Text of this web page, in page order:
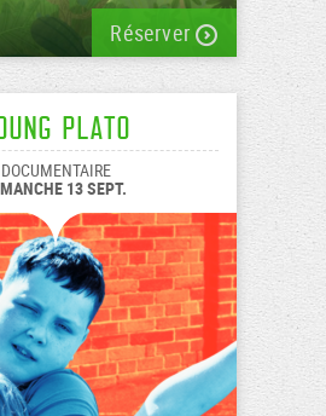
Réserver
Plato
DOCUMENTAIRE
13 SEPT.